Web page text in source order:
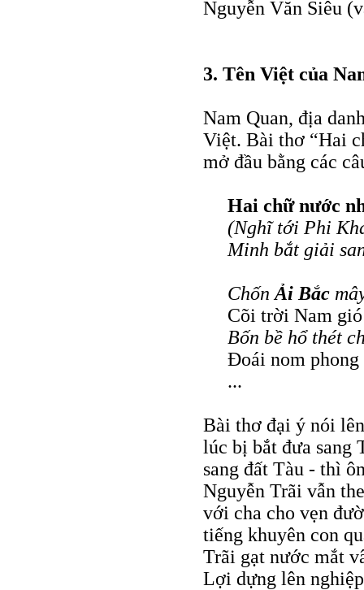
Nguyễn Văn Siêu
3. Tên Việt của
Nam Quan, địa
Việt. Bài thơ “Hai
mở đầu bằng các
Hai chữ nước
(Nghĩ tới Phi
Minh bắt giải
Chốn Ải Bắc
Cõi trời Nam
Bốn bề hổ thét
Ðoái nom phong
...
Bài thơ đại ý nói
lúc bị bắt đưa sang
sang đất Tàu - thì
Nguyễn Trãi vẫn
với cha cho vẹn
tiếng khuyên con
Trãi gạt nước mắt
Lợi dựng lên